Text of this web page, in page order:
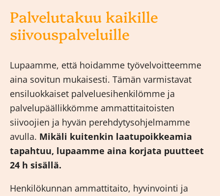
Palvelutakuu kaikille
siivouspalveluille
Lupaamme, että hoidamme työvelvoitteemme
aina sovitun mukaisesti. Tämän varmistavat
ensiluokkaiset palveluesihenkilömme ja
palvelupäällikkömme ammattitaitoisten
siivoojien ja hyvän perehdytysohjelmamme
avulla. Mikäli kuitenkin laatupoikkeamia
tapahtuu, lupaamme aina korjata puutteet
24 h sisällä.
Henkilökunnan ammattitaito, hyvinvointi ja